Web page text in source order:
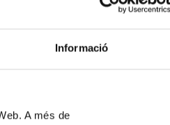
Informació
A més de